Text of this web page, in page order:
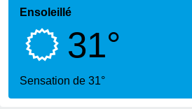
Ensoleillé
31°
Sensation de 31°